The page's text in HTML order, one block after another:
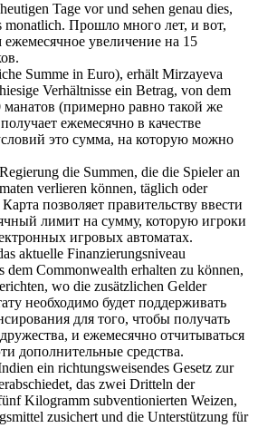
Tage vor und sehen genau dies,
monatlich. Прошло много лет, и вот,
ежемесячное увеличение на 15
Summe in Euro), erhält Mirzayeva
Verhältnisse ein Betrag, von dem
манатов (примерно равно такой же
ежемесячно в качестве
это сумма, на которую можно
die Summen, die die Spieler an
verlieren können, täglich oder
Карта позволяет правительству ввести
лимит на сумму, которую игроки
игровых автоматах.
aktuelle Finanzierungsniveau
dem Commonwealth erhalten zu können,
wo die zusätzlichen Gelder
необходимо будет поддерживать
для того, чтобы получать
и ежемесячно отчитываться
дополнительные средства.
ein richtungsweisendes Gesetz zur
das zwei Dritteln der
Kilogramm subventionierten Weizen,
zusichert und die Unterstützung für